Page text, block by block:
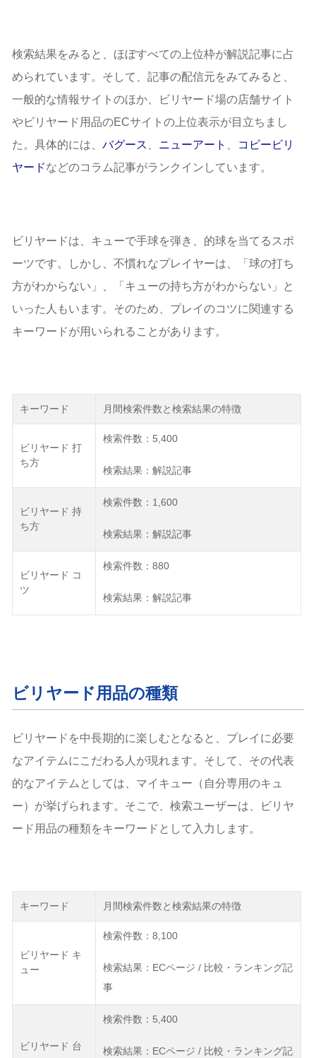
検索結果をみると、ほぼすべての上位枠が解説記事に占
められています。そして、記事の配信元をみてみると、
一般的な情報サイトのほか、ビリヤード場の店舗サイト
やビリヤード用品のECサイトの上位表示が目立ちまし
た。具体的には、 バグース ニューアート
コビービリ
ヤードなどのコラム記事がランクインしています。
ビリヤードは、キューで手球を弾き、的球を当てるスポ
ーツです。しかし、不慣れなプレイヤーは、「球の打ち
方がわからない」、「キューの持ち方がわからない」と
いった人もいます。そのため、プレイのコツに関連する
キーワードが用いられることがあります。
キーワード 月間検索件数と検索結果の特徴
ビリヤード 打
ち方
検索件数：5,400
検索結果：解説記事
ビリヤード 持
ち方
検索件数：1,600
検索結果：解説記事
ビリヤード コ
ツ
検索件数：880
検索結果：解説記事
ビリヤード用品の種類
ビリヤードを中長期的に楽しむとなると、プレイに必要
なアイテムにこだわる人が現れます。そして、その代表
的なアイテムとしては、マイキュー（自分専用のキュ
ー）が挙げられます。そこで、検索ユーザーは、ビリヤ
ード用品の種類をキーワードとして入力します。
キーワード 月間検索件数と検索結果の特徴
ビリヤード キ
ュー
検索件数：8,100
検索結果：ECページ / 比較・ランキング記
事
ビリヤード 台
検索件数：5,400
検索結果：ECページ / 比較・ランキング記